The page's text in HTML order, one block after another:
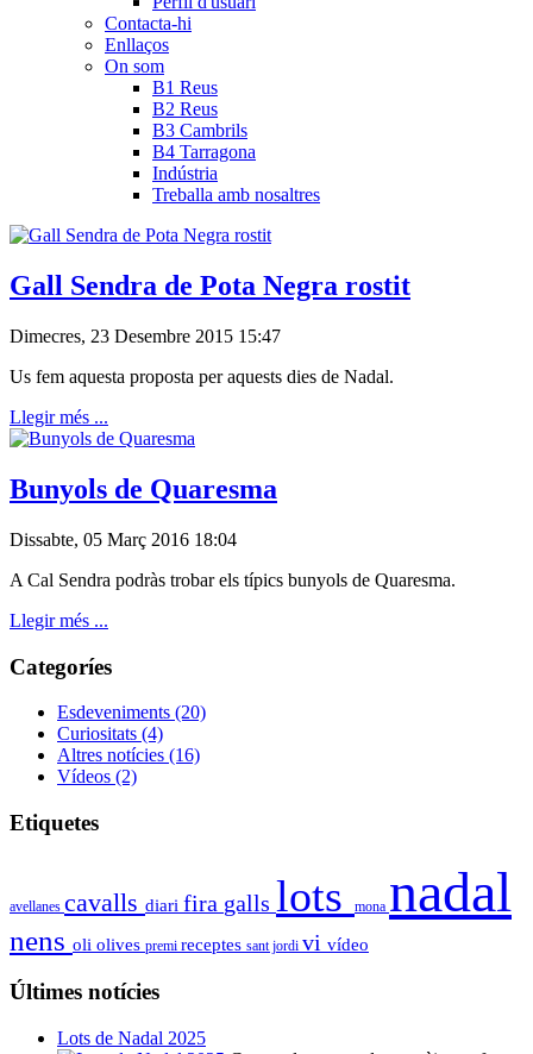
Contacta-hi
Enllaços
On som
B1 Reus
B2 Reus
B3 Cambrils
B4 Tarragona
Indústria
Treballa amb nosaltres
Gall Sendra de Pota Negra rostit
Dimecres, 23 Desembre 2015 15:47
Us fem aquesta proposta per aquests dies de Nadal.
Llegir més ...
Bunyols de Quaresma
Dissabte, 05 Març 2016 18:04
A Cal Sendra podràs trobar els típics bunyols de Quaresma.
Llegir més ...
Categoríes
Esdeveniments (20)
Curiositats (4)
Altres notícies (16)
Vídeos (2)
Etiquetes
avellanes cavalls diari fira galls lots mona nadal
nens oli olives premi receptes sant jordi vi vídeo
Últimes notícies
Lots de Nadal 2025